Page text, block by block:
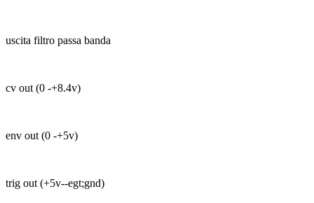
uscita filtro passa banda
cv out (0 -+8.4v)
env out (0 -+5v)
trig out (+5v--egt;gnd)